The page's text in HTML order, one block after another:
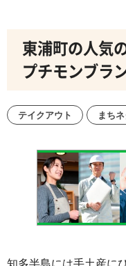
東浦町の人気
プチモンブラ
テイクアウト まち